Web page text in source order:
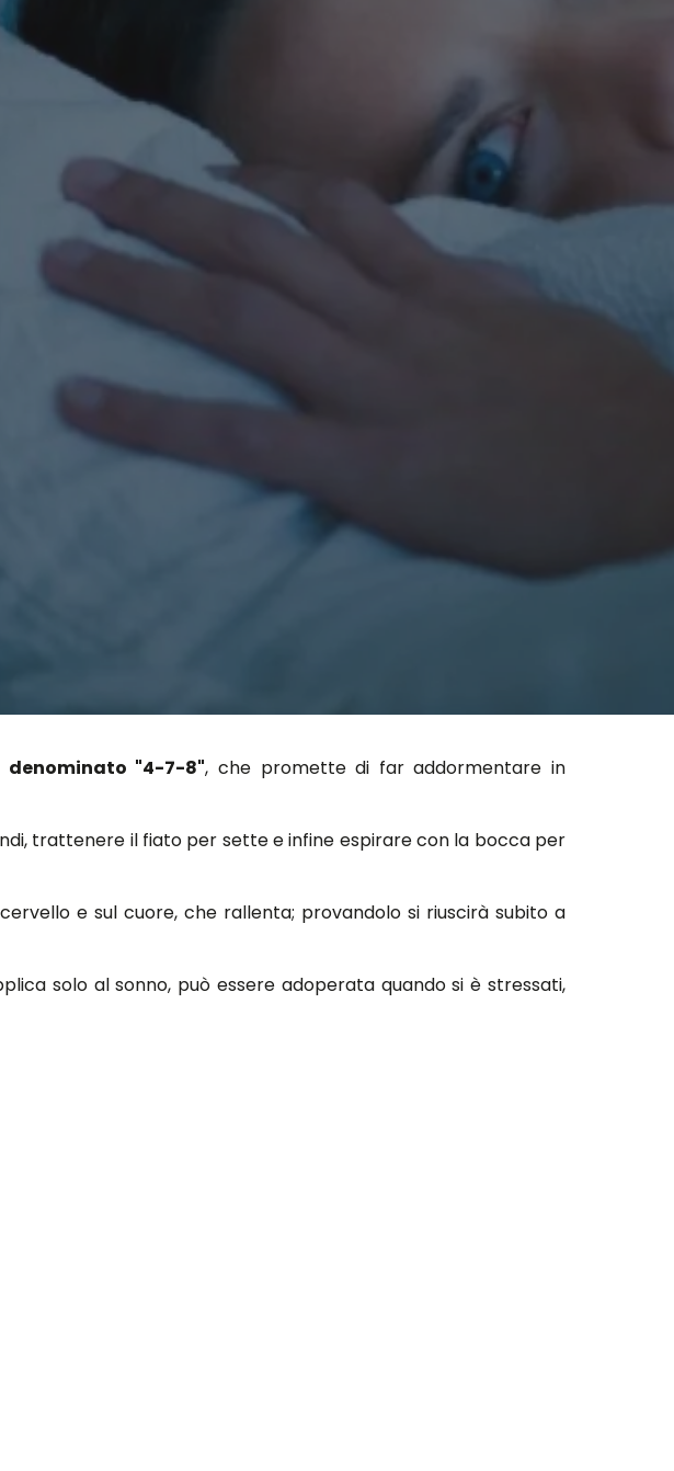
denominato "4-7-8", che promette di far addormentare in
trattenere il fiato per sette e infine espirare con la bocca per
e sul cuore, che rallenta; provandolo si riuscirà subito a
solo al sonno, può essere adoperata quando si è stressati,